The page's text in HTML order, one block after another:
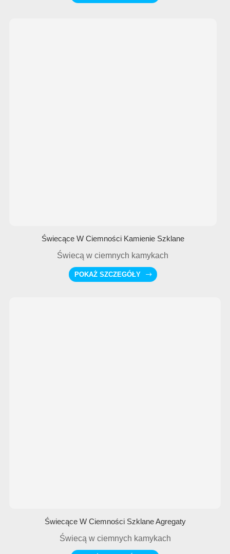
Świecące W Ciemności Kamienie Szklane
Świecą w ciemnych kamykach
POKAŻ SZCZEGÓŁY
Świecące W Ciemności Szklane Agregaty
Świecą w ciemnych kamykach